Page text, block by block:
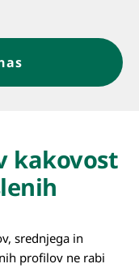
kakovost
srednjega in
profilov ne rabi